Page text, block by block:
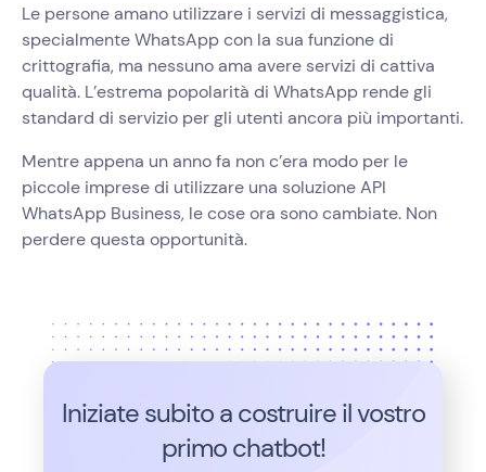
Le persone amano utilizzare i servizi di messaggistica,
specialmente WhatsApp con la sua funzione di
crittografia, ma nessuno ama avere servizi di cattiva
qualità. L’estrema popolarità di WhatsApp rende gli
standard di servizio per gli utenti ancora più importanti.
Mentre appena un anno fa non c’era modo per le
piccole imprese di utilizzare una soluzione API
WhatsApp Business, le cose ora sono cambiate. Non
perdere questa opportunità.
Iniziate subito a costruire il vostro
primo chatbot!